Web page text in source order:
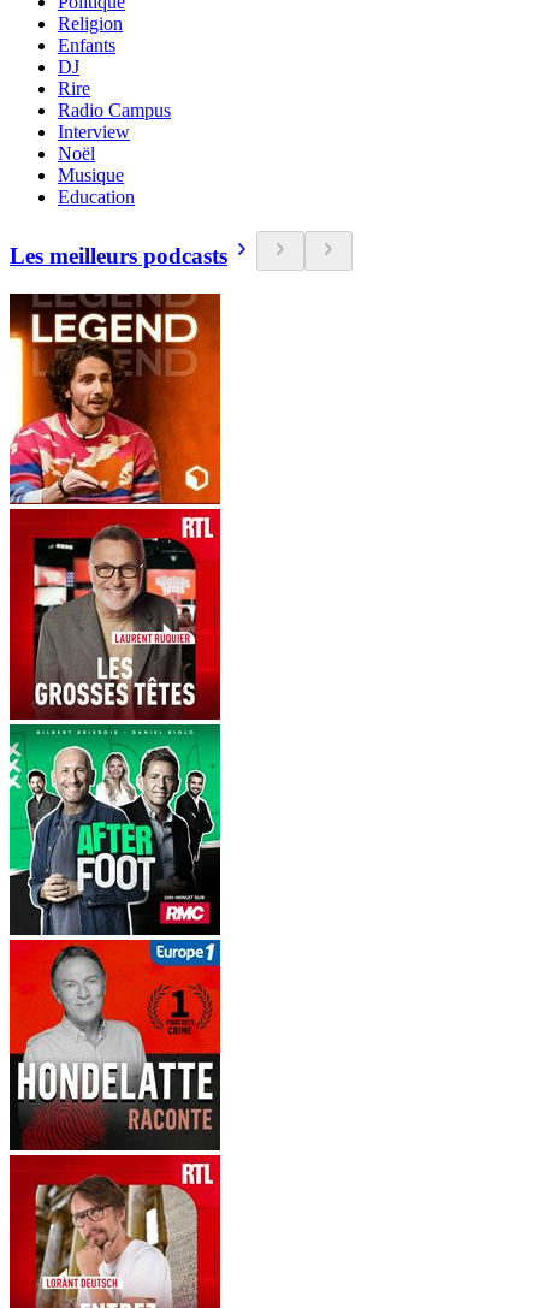
Religion
Enfants
DJ
Rire
Radio Campus
Interview
Noël
Musique
Education
Les meilleurs podcasts